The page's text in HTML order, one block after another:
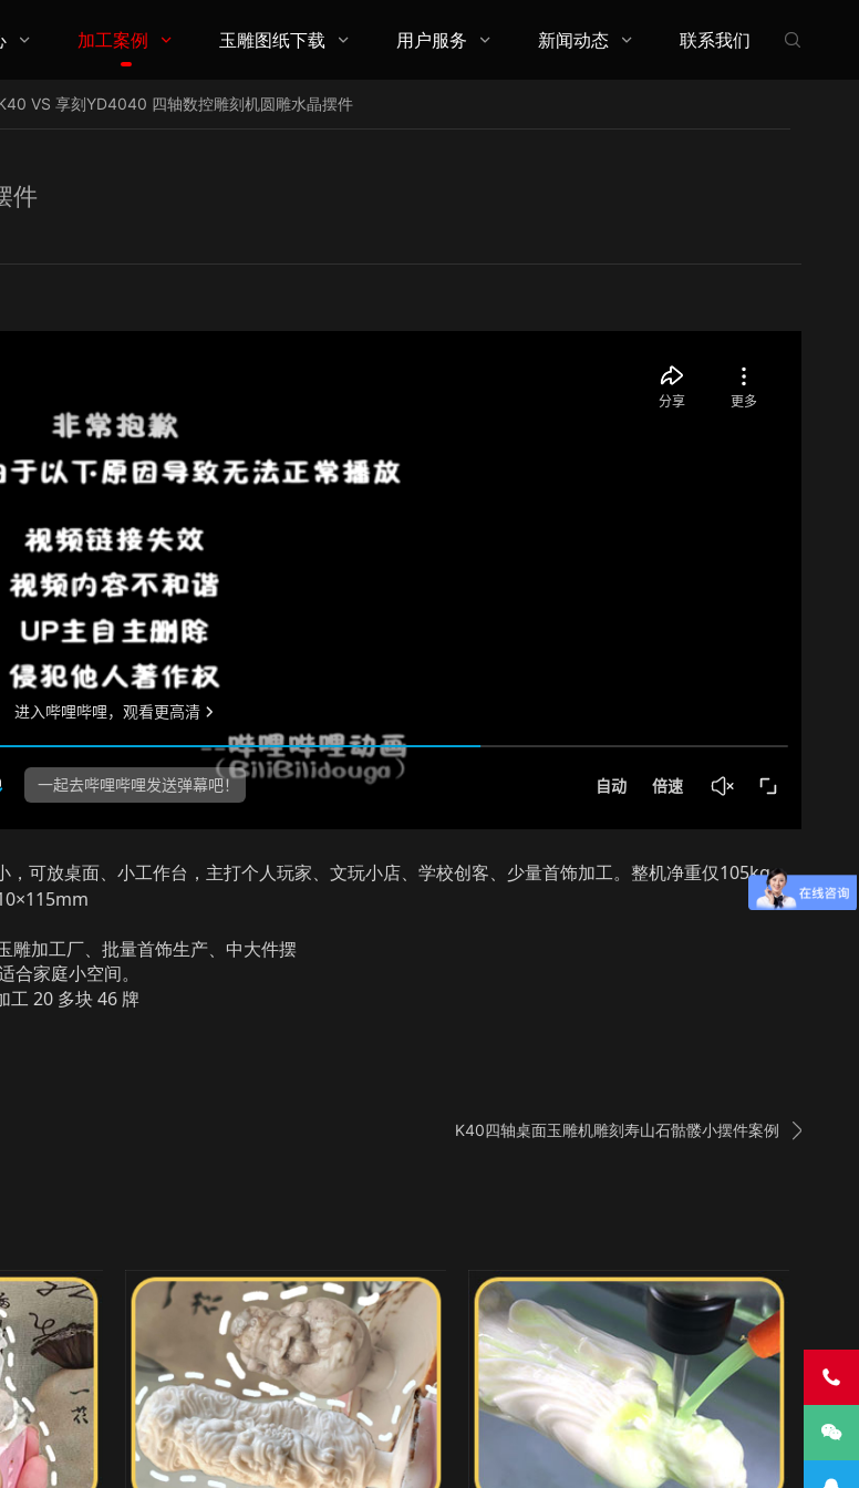

 加工案例  玉雕图纸下载  用户服务  新闻动态  联系我们
VS 享刻YD4040 四轴数控雕刻机圆雕水晶摆件
件
，可放桌面、小工作台，主打个人玩家、文玩小店、学校创客、少量首饰加工。 整机净重仅105kg，
雕加工厂、批量首饰生产、中大件摆
家庭小空间。
20 多块 46 牌

K40四轴桌面玉雕机雕刻寿山石骷髅小摆件案例

